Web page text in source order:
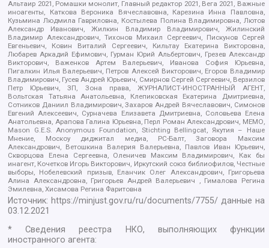
Альтаир 2021, Ромашки монолит, Главный редактор 2021, Вега 2021, Важные
иноагенты, Каткова Вероника Вячеславовна, Карезина Инна Павловна,
Кузьмина Людмила Гавриловна, Костылева Полина Владимировна, Лютов
Александр Иванович, Жилкин Владимир Владимирович, Жилинский
Владимир Александрович, Тихонов Михаил Сергеевич, Пискунов Сергей
Евгеньевич, Ковин Виталий Сергеевич, Кильтау Екатерина Викторовна,
Любарев Аркадий Ефимович, Гурман Юрий Альбертович, Грезев Александр
Викторович, Важенков Артем Валерьевич, Иванова София Юрьевна,
Пигалкин Илья Валерьевич, Петров Алексей Викторович, Егоров Владимир
Владимирович, Гусев Андрей Юрьевич, Смирнов Сергей Сергеевич, Верзилов
Петр Юрьевич, ЗП, Зона права, ЖУРНАЛИСТ-ИНОСТРАННЫЙ АГЕНТ,
Вольтская Татьяна Анатольевна, Клепиковская Екатерина Дмитриевна,
Сотников Даниил Владимирович, Захаров Андрей Вячеславович, Симонов
Евгений Алексеевич, Сурначева Елизавета Дмитриевна, Соловьева Елена
Анатольевна, Арапова Галина Юрьевна, Перл Роман Александрович, МЕМО,
Mason G.E.S. Anonymous Foundation, Stichting Bellingcat, Якутия – Наше
Мнение, Москоу диджитал медиа, РС-Балт, Заговора Максим
Александрович, Ветошкина Валерия Валерьевна, Павлов Иван Юрьевич,
Скворцова Елена Сергеевна, Оленичев Максим Владимирович, Как бы
инагент, Кочетков Игорь Викторович, Иркутский союз библиофилов, Честные
выборы, Нобелевский призыв, Еланчик Олег Александрович, Григорьева
Алина Александровна, Григорьев Андрей Валерьевич , Гималова Регина
Эмилевна, Хисамова Регина Фаритовна
Источник: https://minjust.gov.ru/ru/documents/7755/ данные на
03.12.2021
* Сведения реестра НКО, выполняющих функции
иностранного агента: